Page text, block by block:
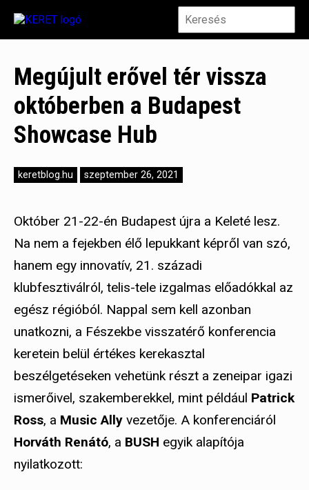
Megújult erővel tér vissza
októberben a Budapest
Showcase Hub
keretblog.hu szeptember 26, 2021
Október 21-22-én Budapest újra a Keleté lesz.
Na nem a fejekben élő lepukkant képről van szó,
hanem egy innovatív, 21. századi
klubfesztiválról, telis-tele izgalmas előadókkal az
egész régióból. Nappal sem kell azonban
unatkozni, a Fészekbe visszatérő konferencia
keretein belül értékes kerekasztal
beszélgetéseken vehetünk részt a zeneipar igazi
ismerőivel, szakemberekkel, mint például Patrick
Ross, a Music Ally vezetője. A konferenciáról
Horváth Renátó, a BUSH egyik alapítója
nyilatkozott: